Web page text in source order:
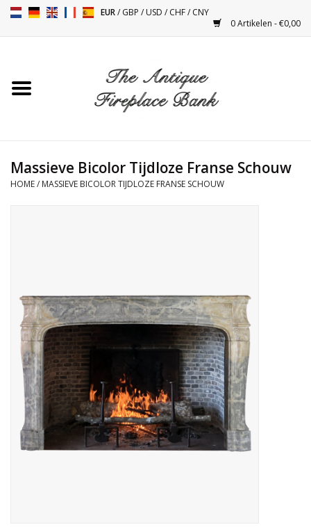
EUR/GBP /USD /CHF/CNY
0 Artikelen - €0,00
Toebehoren
Objecten
Decoratieve Outdoor
Objecten
Vloeren - Steen, Terra Cotta
& Marmer
Outlet
Massieve Bicolor Tijdloze Franse Schouw
HOME/ MASSIEVE BICOLOR TIJDLOZE FRANSE SCHOUW